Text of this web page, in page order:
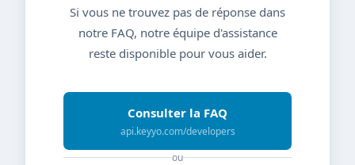
Si vous ne trouvez pas de réponse dans
notre FAQ, notre équipe d'assistance
reste disponible pour vous aider.
Consulter la FAQ
api.keyyo.com/developers
ou